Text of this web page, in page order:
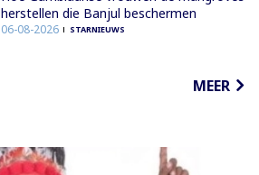
herstellen die Banjul beschermen
06-08-2026 STARNIEUWS
MEER